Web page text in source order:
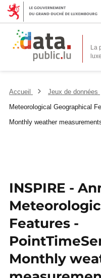
La
Accueil Jeux de données
Meteorological Geographical
Monthly weather
INSPIRE -
Features -
Monthly